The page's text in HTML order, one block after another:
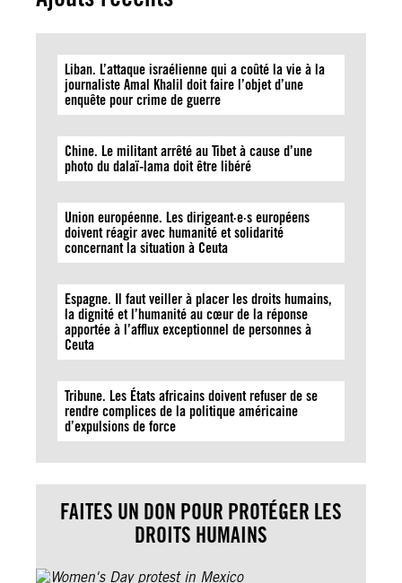
Liban. L’attaque israélienne qui a coûté la vie à la
journaliste Amal Khalil doit faire l’objet d’une
enquête pour crime de guerre
Chine. Le militant arrêté au Tibet à cause d’une
photo du dalaï-lama doit être libéré
Union européenne. Les dirigeant·e·s européens
doivent réagir avec humanité et solidarité
concernant la situation à Ceuta
Espagne. Il faut veiller à placer les droits humains,
la dignité et l’humanité au cœur de la réponse
apportée à l’afflux exceptionnel de personnes à
Ceuta
Tribune. Les États africains doivent refuser de se
rendre complices de la politique américaine
d’expulsions de force
FAITES UN DON POUR PROTÉGER LES
DROITS HUMAINS